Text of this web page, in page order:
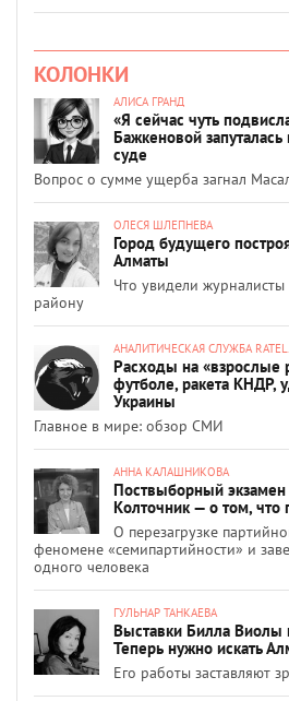
КОЛОНКИ
АЛИСА ГРАНД
«Я сейчас чуть
Бажкеновой
суде
Вопрос о сумме ущерба загнал
ОЛЕСЯ ШЛЕПНЕВА
Город будущего
Алматы
Что увидели
району
АНАЛИТИЧЕСКАЯ СЛУЖБА
Расходы на «взрослые
футболе, ракета КНДР,
Украины
Главное в мире: обзор СМИ
АННА КАЛАШНИКОВА
Поствыборный
Колточник — о том, что
О перезагрузке
феномене «семипартийности» и
одного человека
ГУЛЬНАР ТАНКАЕВА
Выставки Билла Виолы
Теперь нужно искать
Его работы заставляют